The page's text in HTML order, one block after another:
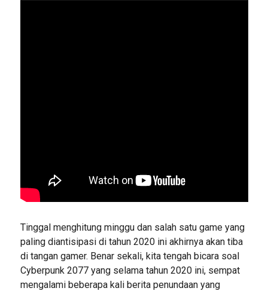
Tinggal menghitung minggu dan salah satu game yang
paling diantisipasi di tahun 2020 ini akhirnya akan tiba
di tangan gamer. Benar sekali, kita tengah bicara soal
Cyberpunk 2077 yang selama tahun 2020 ini, sempat
mengalami beberapa kali berita penundaan yang